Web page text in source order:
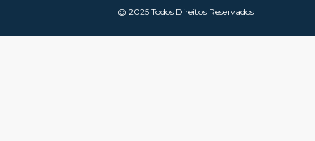
@ 2025 Todos Direitos Reservados